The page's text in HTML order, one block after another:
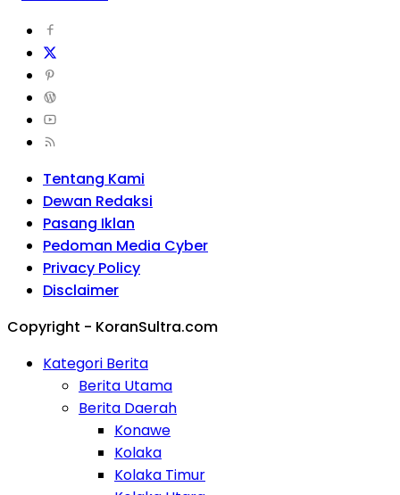
Tentang Kami
Dewan Redaksi
Pasang Iklan
Pedoman Media Cyber
Privacy Policy
Disclaimer
Copyright - KoranSultra.com
Kategori Berita
Berita Utama
Berita Daerah
Konawe
Kolaka
Kolaka Timur